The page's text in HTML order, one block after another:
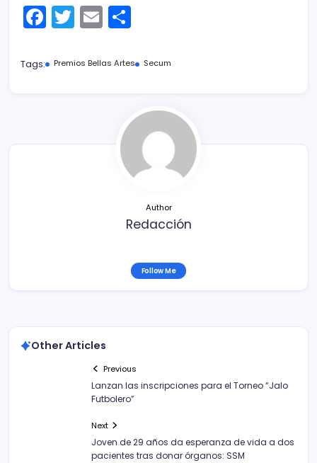
F
c
T
itt
E
ai m
ar
tir
Tags: Premios Bellas Artes Secum
Author
Redacción
Follow Me
Other Articles
Previous
Lanzan las inscripciones para el Torneo “Jalo
Futbolero”
Next
Joven de 29 años da esperanza de vida a dos
pacientes tras donar órganos: SSM